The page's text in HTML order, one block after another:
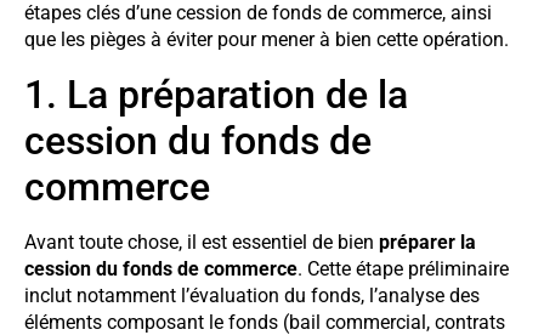
étapes clés d’une cession de fonds de commerce, ainsi
que les pièges à éviter pour mener à bien cette opération.
1. La préparation de la
cession du fonds de
commerce
Avant toute chose, il est essentiel de bien préparer la
cession du fonds de commerce. Cette étape préliminaire
inclut notamment l’évaluation du fonds, l’analyse des
éléments composant le fonds (bail commercial, contrats